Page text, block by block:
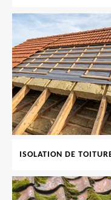
ISOLATION DE